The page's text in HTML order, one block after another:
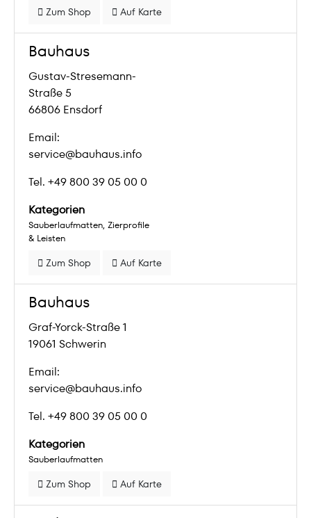
Zum Shop Auf Karte
Bauhaus
Gustav-Stresemann-
Straße 5
66806 Ensdorf
Email:
service@bauhaus.info
Tel. +49 800 39 05 00 0
Kategorien
Sauberlaufmatten Zierprofile
& Leisten
Zum Shop Auf Karte
Bauhaus
Graf-Yorck-Straße 1
19061 Schwerin
Email:
service@bauhaus.info
Tel. +49 800 39 05 00 0
Kategorien
Sauberlaufmatten
Zum Shop Auf Karte